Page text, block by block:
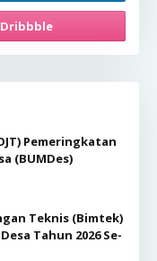
Pemeringkatan
(BUMDes)
Teknis (Bimtek)
Tahun 2026 Se-